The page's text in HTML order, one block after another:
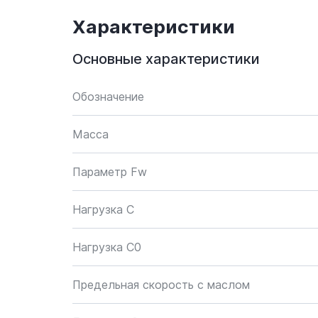
Характеристики
Основные характеристики
Обозначение
Масса
Параметр Fw
Нагрузка C
Нагрузка C0
Предельная скорость с маслом